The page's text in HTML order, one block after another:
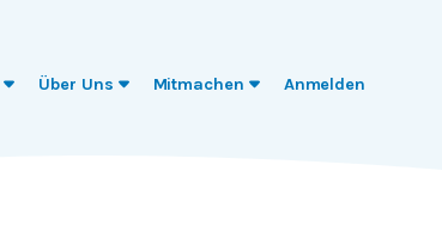
Über Uns Mitmachen Anmelden